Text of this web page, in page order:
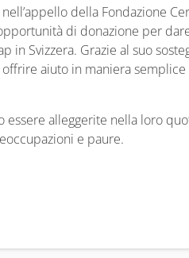
della Fondazione
di donazione per
Svizzera. Grazie al suo
aiuto in maniera semplice
alleggerite nella loro
e paure.